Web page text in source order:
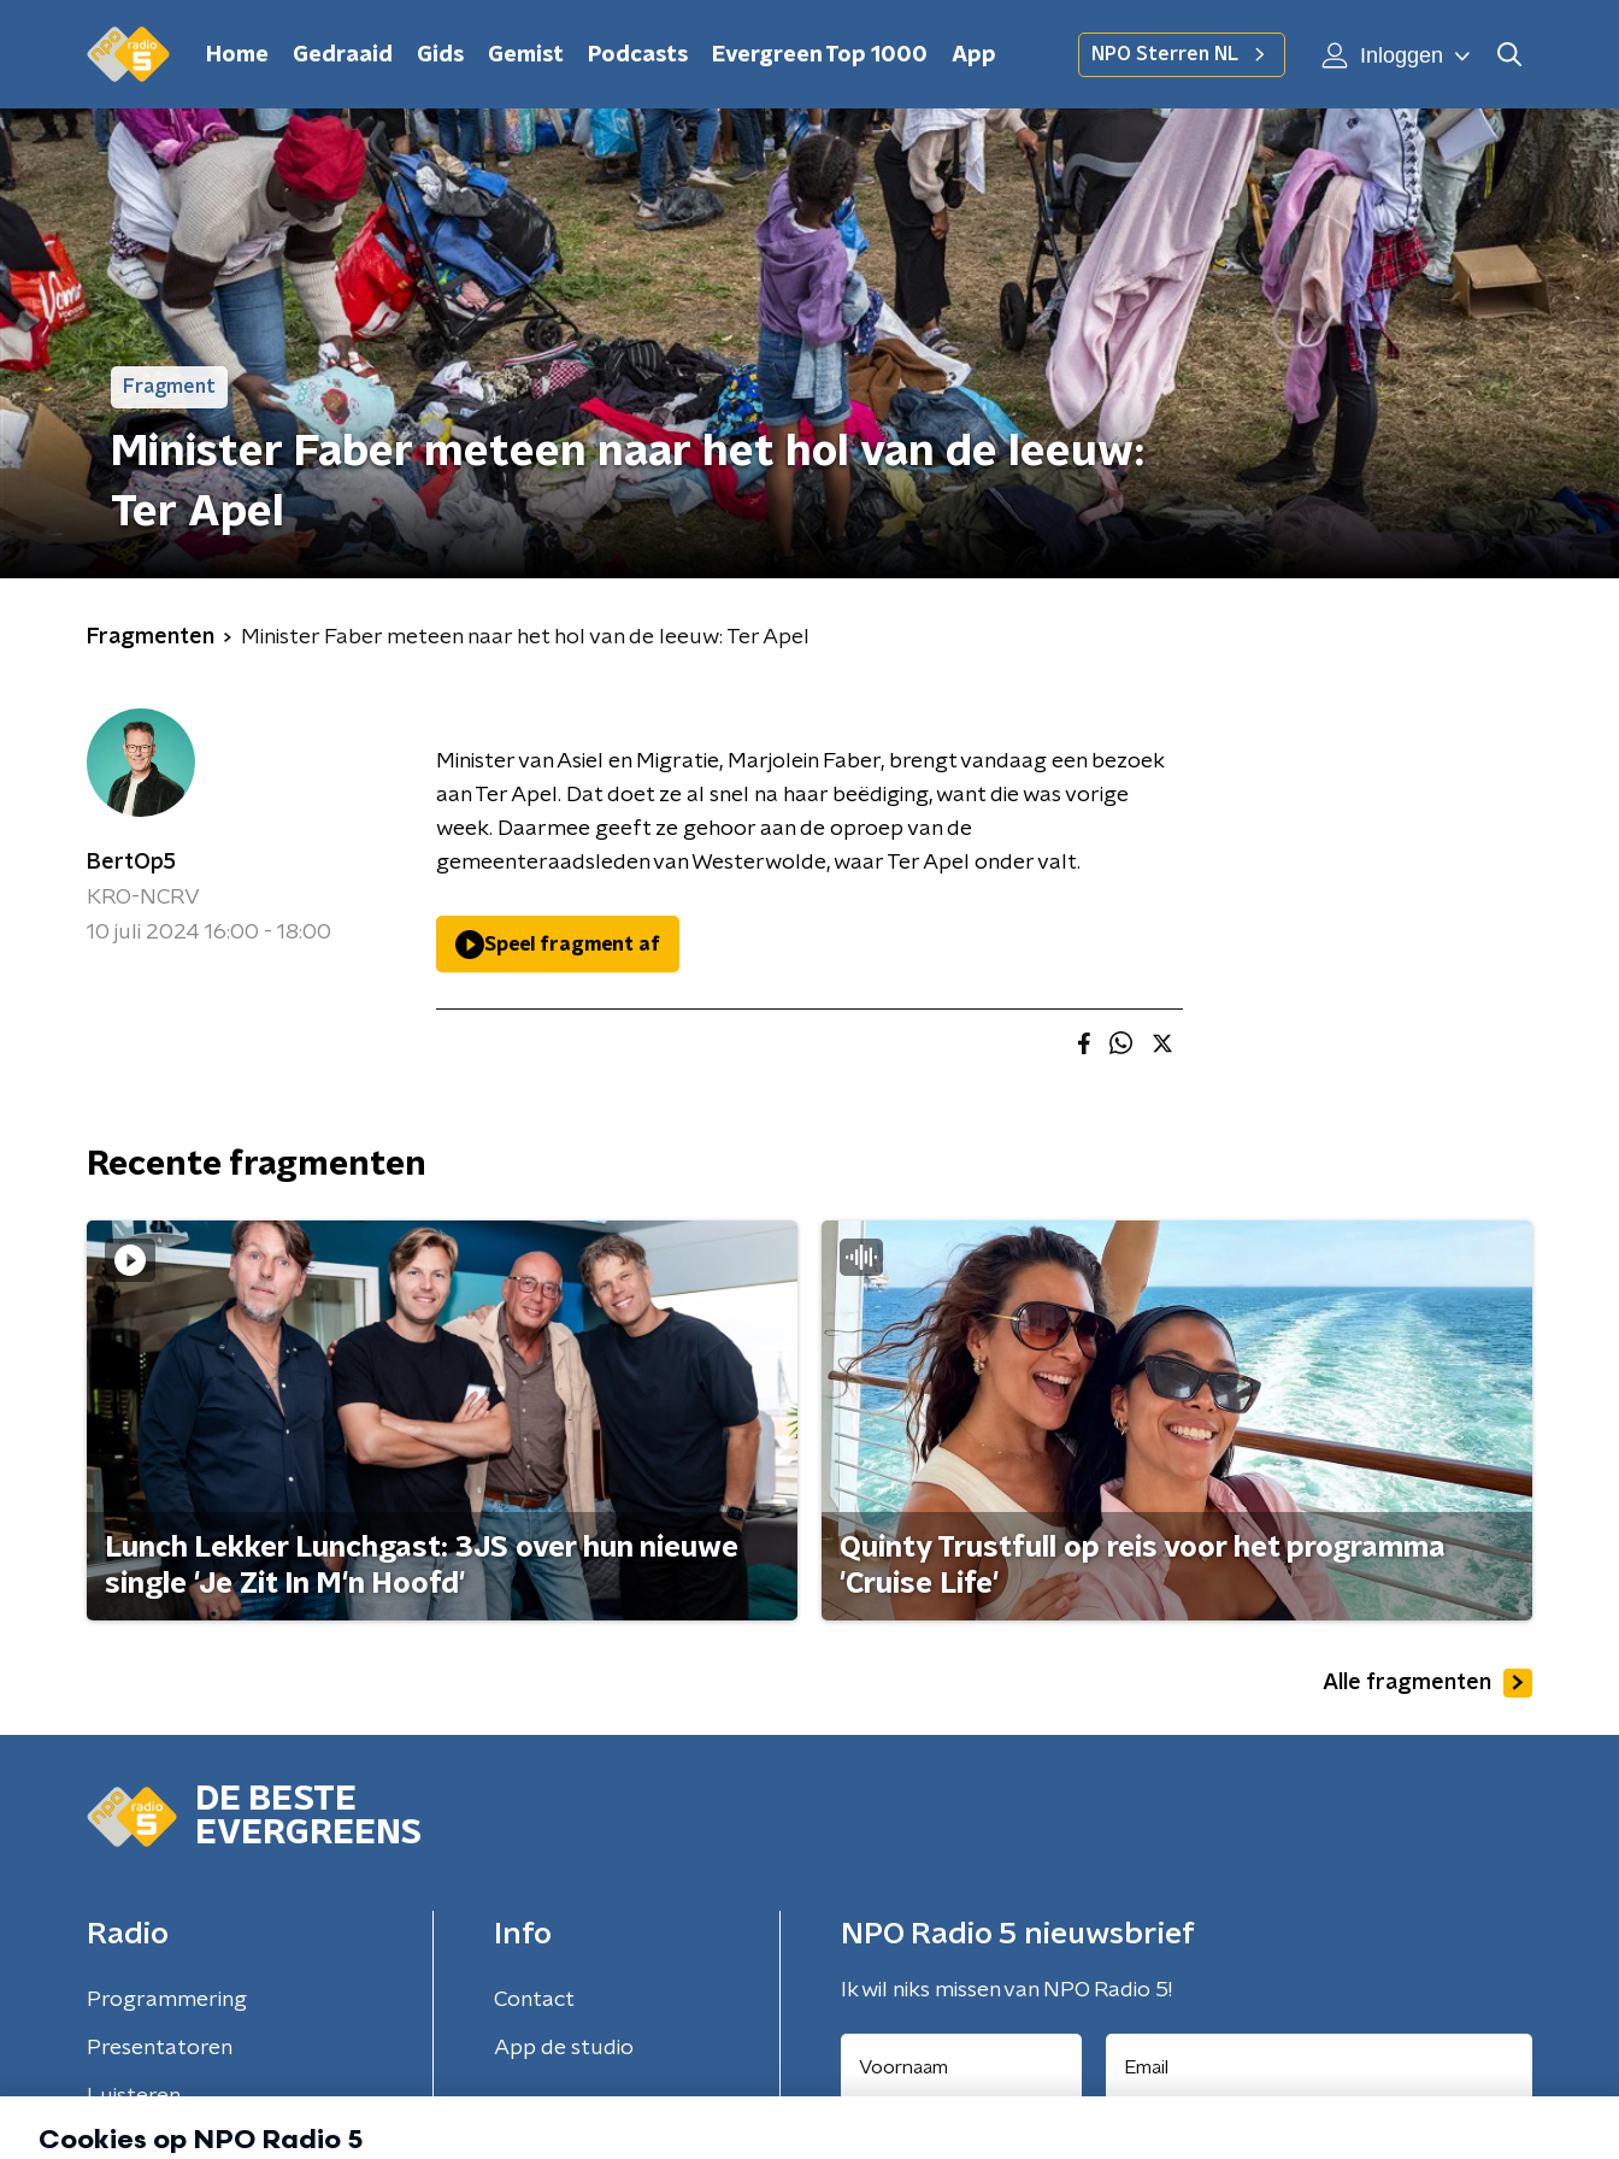
Home Gedraaid Gids Gemist Podcasts Evergreen Top 1000 App NPO Sterren NL Inloggen
Fragment
Minister Faber meteen naar het hol van de leeuw:
Ter Apel
Fragmenten Minister Faber meteen naar het hol van de leeuw: Ter Apel
BertOp5
KRO-NCRV
10 juli 2024 16:00 - 18:00
Minister van Asiel en Migratie, Marjolein Faber, brengt vandaag een bezoek
aan Ter Apel. Dat doet ze al snel na haar beëdiging, want die was vorige
week. Daarmee geeft ze gehoor aan de oproep van de
gemeenteraadsleden van Westerwolde, waar Ter Apel onder valt.
Speel fragment af
Recente fragmenten
Lunch Lekker Lunchgast: 3JS over hun nieuwe
single 'Je Zit In M'n Hoofd'
Quinty Trustfull op reis voor het programma
'Cruise Life'
Alle fragmenten
DE BESTE
EVERGREENS
Radio
Programmering
Presentatoren
Luisteren
Info
Contact
App de studio
NPO Radio 5 nieuwsbrief
Ik wil niks missen van NPO Radio 5!